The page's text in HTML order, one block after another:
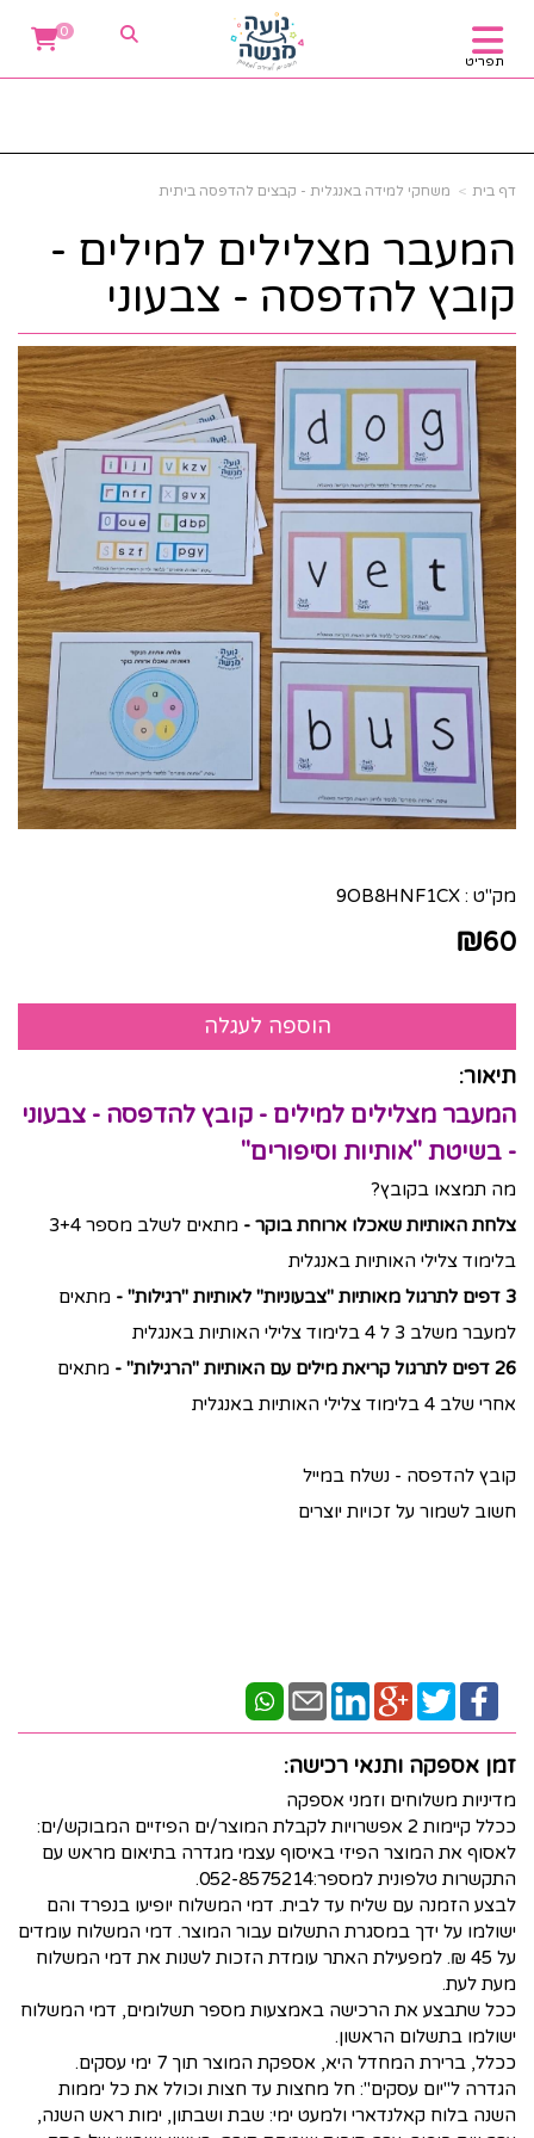
תפריט
0
דף בית משחקי למידה באנגלית - קבצים להדפסה ביתית
המעבר מצלילים למילים -
קובץ להדפסה - צבעוני
מק"ט : 9OB8HNF1CX
₪60
תיאור:
המעבר מצלילים למילים - קובץ להדפסה - צבעוני
- בשיטת "אותיות וסיפורים"
מה תמצאו בקובץ?
צלחת האותיות שאכלו ארוחת בוקר -
מתאים לשלב מספר 3+4
בלימוד צלילי האותיות באנגלית
3 דפים לתרגול מאותיות "צבעוניות" לאותיות "רגילות" -
מתאים
למעבר משלב 3 ל 4 בלימוד צלילי האותיות באנגלית
26 דפים לתרגול קריאת מילים עם האותיות "הרגילות" -
מתאים
אחרי שלב 4 בלימוד צלילי האותיות באנגלית
קובץ להדפסה - נשלח במייל
חשוב לשמור על זכויות יוצרים
זמן אספקה ותנאי רכישה:
מדיניות משלוחים וזמני אספקה
ככלל קיימות 2 אפשרויות לקבלת המוצר/ים הפיזיים המבוקש/ים:
לאסוף את המוצר הפיזי באיסוף עצמי מגדרה בתיאום מראש עם
התקשרות טלפונית למספר:052-8575214.
לבצע הזמנה עם שליח עד לבית. דמי המשלוח יופיעו בנפרד והם
ישולמו על ידך במסגרת התשלום עבור המוצר. דמי המשלוח עומדים
על 45 ₪. למפעילת האתר עומדת הזכות לשנות את דמי המשלוח
מעת לעת.
ככל שתבצע את הרכישה באמצעות מספר תשלומים, דמי המשלוח
ישולמו בתשלום הראשון.
ככלל, ברירת המחדל היא, אספקת המוצר תוך 7 ימי עסקים.
הגדרה ל"יום עסקים": חל מחצות עד חצות וכולל את כל יממות
השנה בלוח קאלנדארי ולמעט ימי: שבת ושבתון, ימות ראש השנה,